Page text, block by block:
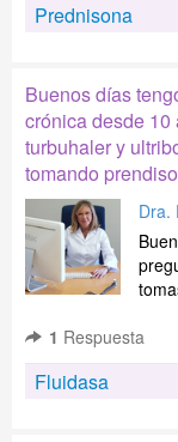
Prednisona
Buenos días
crónica desde 10
turbuhaler y
tomando
Dra.
1 Respuesta
Fluidasa